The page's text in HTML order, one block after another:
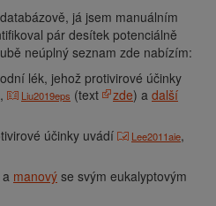
já jsem manuálním
pár desítek potenciálně
neúplný seznam zde nabízím:
lék, jehož protivirové účinky
, Liu2019eps (text zde) a další
účinky uvádí Lee2011aie,
a manový se svým eukalyptovým